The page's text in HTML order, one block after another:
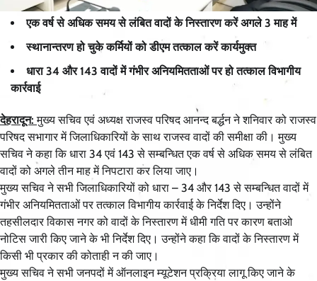
एक वर्ष से अधिक समय से लंबित वादों के निस्तारण करें अगले 3 माह में
स्थानान्तरण हो चुके कर्मियों को डीएम तत्काल करें कार्यमुक्त
धारा 34 और 143 वादों में गंभीर अनियमितताओं पर हो तत्काल विभागीय
कार्रवाई
देहरादून:मुख्य सचिव एवं अध्यक्ष राजस्व परिषद आनन्द बर्द्धन ने शनिवार को राजस्व
परिषद सभागार में जिलाधिकारियों के साथ राजस्व वादों की समीक्षा की। मुख्य
सचिव ने कहा कि धारा 34 एवं 143 से सम्बन्धित एक वर्ष से अधिक समय से लंबित
वादों को अगले तीन माह में निपटारा कर लिया जाए।
मुख्य सचिव ने सभी जिलाधिकारियों को धारा – 34 और 143 से सम्बन्धित वादों में
गंभीर अनियमितताओं पर तत्काल विभागीय कार्रवाई के निर्देश दिए। उन्होंने
तहसीलदार विकास नगर को वादों के निस्तारण में धीमी गति पर कारण बताओ
नोटिस जारी किए जाने के भी निर्देश दिए। उन्होंने कहा कि वादों के निस्तारण में
किसी भी प्रकार की कोताही न की जाए।
मुख्य सचिव ने सभी जनपदों में ऑनलाइन म्यूटेशन प्रक्रिया लागू किए जाने के